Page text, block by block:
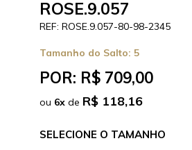
ROSE.9.057
ROSE.9.057-80-98-2345
Tamanho do Salto: 5
POR: R$ 709,00
ou 6x de R$ 118,16
TAMANHO